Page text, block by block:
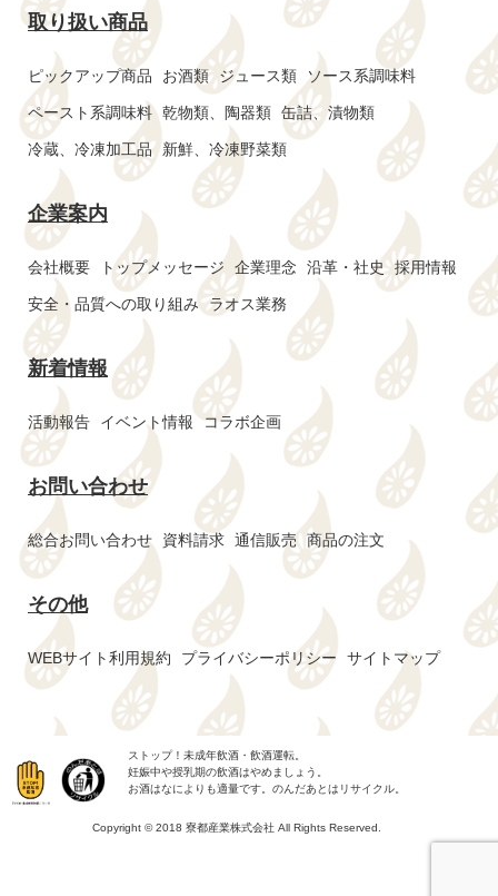
取り扱い商品
ピックアップ商品 お酒類 ジュース類 ソース系調味料
ペースト系調味料 乾物類、陶器類 缶詰、漬物類
冷蔵、冷凍加工品 新鮮、冷凍野菜類
企業案内
会社概要 トップメッセージ 企業理念 沿革・社史 採用情報
安全・品質への取り組み ラオス業務
新着情報
活動報告 イベント情報 コラボ企画
お問い合わせ
総合お問い合わせ 資料請求 通信販売 商品の注文
その他
WEBサイト利用規約 プライバシーポリシー サイトマップ
ストップ！未成年飲酒・飲酒運転。
妊娠中や授乳期の飲酒はやめましょう。
お酒はなによりも適量です。のんだあとはリサイクル。
Copyright © 2018 寮都産業株式会社 All Rights Reserved.